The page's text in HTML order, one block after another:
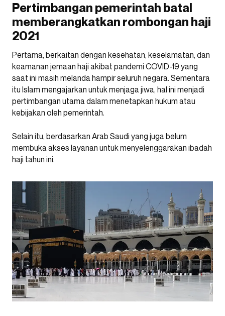
Pertimbangan pemerintah batal
memberangkatkan rombongan haji
2021
Pertama, berkaitan dengan kesehatan, keselamatan, dan
keamanan jemaan haji akibat pandemi COVID-19 yang
saat ini masih melanda hampir seluruh negara. Sementara
itu Islam mengajarkan untuk menjaga jiwa, hal ini menjadi
pertimbangan utama dalam menetapkan hukum atau
kebijakan oleh pemerintah.
Selain itu, berdasarkan Arab Saudi yang juga belum
membuka akses layanan untuk menyelenggarakan ibadah
haji tahun ini.